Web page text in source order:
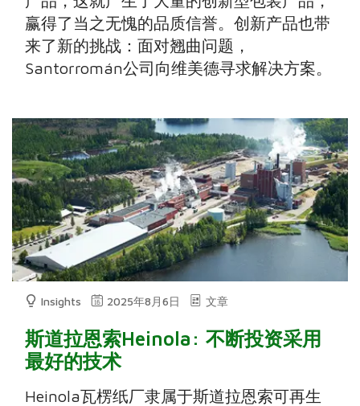
赢得了当之无愧的品质信誉。创新产品也带
来了新的挑战：面对翘曲问题，
Santorromán公司向维美德寻求解决方案。
Insights 2025年8月6日 文章
斯道拉恩索Heinola: 不断投资采用
最好的技术
Heinola瓦楞纸厂隶属于斯道拉恩索可再生